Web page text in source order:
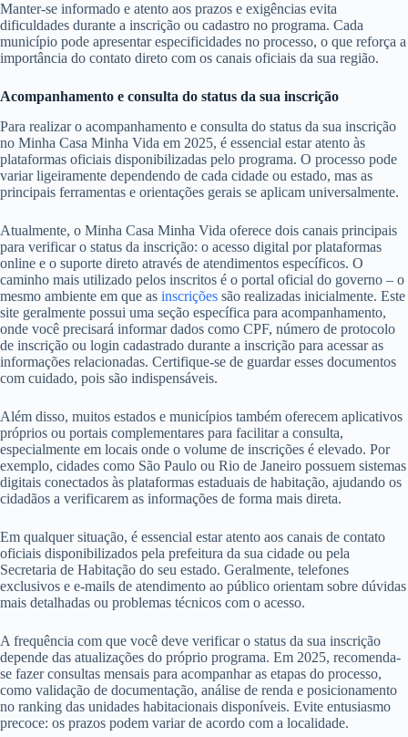
Manter-se informado e atento aos prazos e exigências evita
dificuldades durante a inscrição ou cadastro no programa. Cada
município pode apresentar especificidades no processo, o que reforça a
importância do contato direto com os canais oficiais da sua região.
Acompanhamento e consulta do status da sua inscrição
Para realizar o acompanhamento e consulta do status da sua inscrição
no Minha Casa Minha Vida em 2025, é essencial estar atento às
plataformas oficiais disponibilizadas pelo programa. O processo pode
variar ligeiramente dependendo de cada cidade ou estado, mas as
principais ferramentas e orientações gerais se aplicam universalmente.
Atualmente, o Minha Casa Minha Vida oferece dois canais principais
para verificar o status da inscrição: o acesso digital por plataformas
online e o suporte direto através de atendimentos específicos. O
caminho mais utilizado pelos inscritos é o portal oficial do governo – o
mesmo ambiente em que as inscrições são realizadas inicialmente. Este
site geralmente possui uma seção específica para acompanhamento,
onde você precisará informar dados como CPF, número de protocolo
de inscrição ou login cadastrado durante a inscrição para acessar as
informações relacionadas. Certifique-se de guardar esses documentos
com cuidado, pois são indispensáveis.
Além disso, muitos estados e municípios também oferecem aplicativos
próprios ou portais complementares para facilitar a consulta,
especialmente em locais onde o volume de inscrições é elevado. Por
exemplo, cidades como São Paulo ou Rio de Janeiro possuem sistemas
digitais conectados às plataformas estaduais de habitação, ajudando os
cidadãos a verificarem as informações de forma mais direta.
Em qualquer situação, é essencial estar atento aos canais de contato
oficiais disponibilizados pela prefeitura da sua cidade ou pela
Secretaria de Habitação do seu estado. Geralmente, telefones
exclusivos e e-mails de atendimento ao público orientam sobre dúvidas
mais detalhadas ou problemas técnicos com o acesso.
A frequência com que você deve verificar o status da sua inscrição
depende das atualizações do próprio programa. Em 2025, recomenda-
se fazer consultas mensais para acompanhar as etapas do processo,
como validação de documentação, análise de renda e posicionamento
no ranking das unidades habitacionais disponíveis. Evite entusiasmo
precoce: os prazos podem variar de acordo com a localidade.